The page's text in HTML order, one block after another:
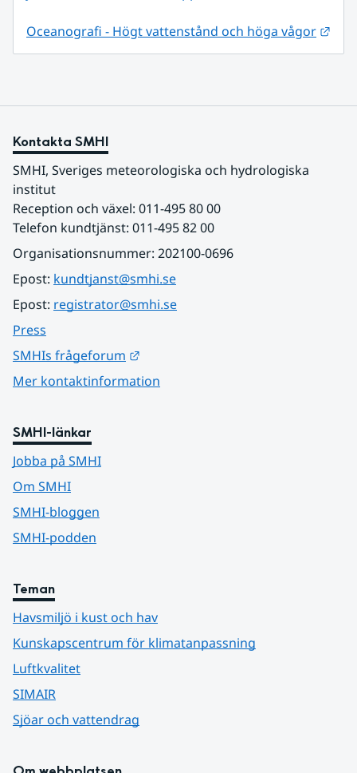
Oceanografi - Högt vattenstånd och höga vågor
Kontakta SMHI
SMHI, Sveriges meteorologiska och hydrologiska
institut
Reception och växel: 011-495 80 00
Telefon kundtjänst: 011-495 82 00
Organisationsnummer: 202100-0696
Epost: kundtjanst@smhi.se
Epost: registrator@smhi.se
Press
SMHIs frågeforum
Mer kontaktinformation
SMHI-länkar
Jobba på SMHI
Om SMHI
SMHI-bloggen
SMHI-podden
Teman
Havsmiljö i kust och hav
Kunskapscentrum för klimatanpassning
Luftkvalitet
SIMAIR
Sjöar och vattendrag